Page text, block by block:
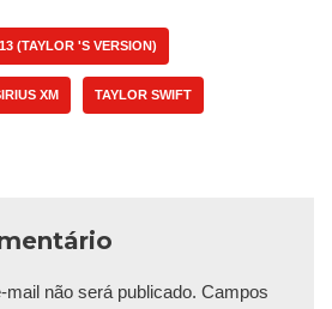
(TAYLOR 'S VERSION)
XM TAYLOR SWIFT
não será publicado. Campos